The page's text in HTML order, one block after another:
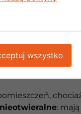
do
do
sposób więcej
:
wszystko